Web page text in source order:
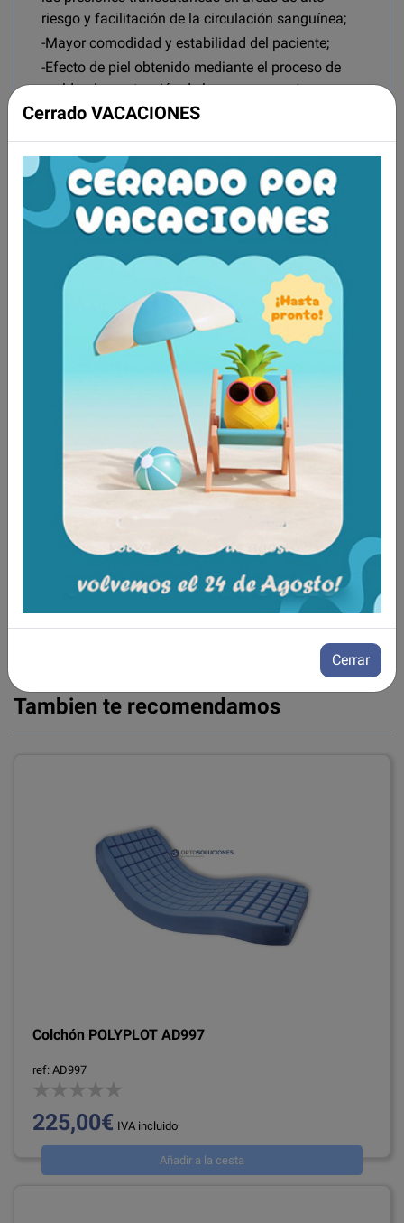
riesgo y facilitación de la circulación sanguínea;
-Mayor comodidad y estabilidad del paciente;
-Efecto de piel obtenido mediante el proceso de
moldeado: protección de la espuma contra
agresiones externas (desgarro,
-Con una densidad muy alta para prevenir la
deformación y los efectos de hundimiento.
Ancho colchón: 86 cm
Largo: 199 cm
Alto: 14 cm
Para cama de 90 x 200 cm
Aún no existen valoraciones para este
producto.
Tambien te recomendamos
Colchón POLYPLOT AD997
ref: AD997
225,00€ IVA incluido
Añadir a la cesta
Cerrado VACACIONES
Cerrar